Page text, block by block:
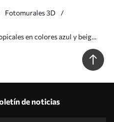
Fotomurales 3D
en colores azul y beige
de noticias